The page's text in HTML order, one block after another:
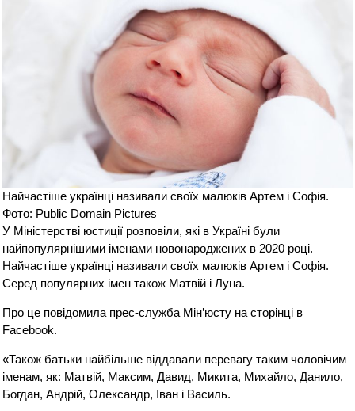
Найчастіше українці називали своїх малюків Артем і Софія.
Фото: Public Domain Pictures
У Міністерстві юстиції розповіли, які в Україні були
найпопулярнішими іменами новонароджених в 2020 році.
Найчастіше українці називали своїх малюків Артем і Софія.
Серед популярних імен також Матвій і Луна.
Про це повідомила прес-служба Мін’юсту на сторінці в
Facebook.
«Також батьки найбільше віддавали перевагу таким чоловічим
іменам, як: Матвій, Максим, Давид, Микита, Михайло, Данило,
Богдан, Андрій, Олександр, Іван і Василь.